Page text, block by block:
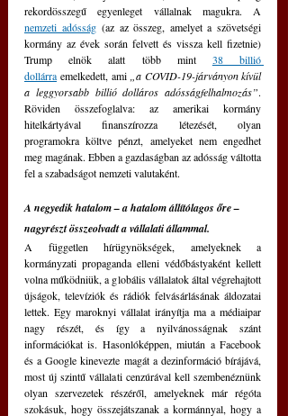
nemzeti adósság (az az összeg, amelyet a szövetségi
kormány az évek során felvett és vissza kell fizetnie)
Trump elnök alatt több mint 38 billió
dollárra emelkedett, ami
„a COVID-19-járványon kívül
a leggyorsabb billió dolláros adósságfelhalmozás”.
Röviden összefoglalva: az amerikai kormány
hitelkártyával finanszírozza létezését, olyan
programokra költve pénzt, amelyeket nem engedhet
meg magának. Ebben a gazdaságban az adósság váltotta
fel a szabadságot nemzeti valutaként.
A negyedik hatalom – a hatalom állítólagos őre –
nagyrészt összeolvadt a vállalati állammal.
A független hírügynökségek, amelyeknek a
kormányzati propaganda elleni védőbástyaként kellett
volna működniük, a globális vállalatok által végrehajtott
újságok, televíziók és rádiók felvásárlásának áldozatai
lettek. Egy maroknyi vállalat irányítja ma a médiaipar
nagy részét, és így a nyilvánosságnak szánt
információkat is. Hasonlóképpen, miután a Facebook
és a Google kinevezte magát a dezinformáció bírájává,
most új szintű vállalati cenzúrával kell szembenéznünk
olyan szervezetek részéről, amelyeknek már régóta
szokásuk, hogy összejátszanak a kormánnyal, hogy a